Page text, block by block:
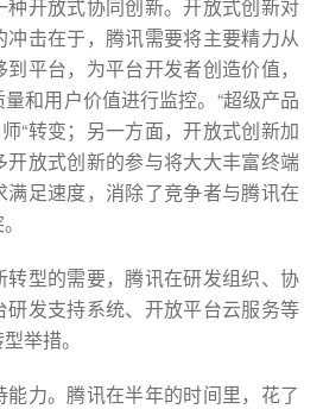
开放式协同创新。开放式创新对
击在于，腾讯需要将主要精力从
平台，为平台开发者创造价值，
和用户价值进行监控。“超级产品
“转变；另一方面，开放式创新加
放式创新的参与将大大丰富终端
足速度，消除了竞争者与腾讯在
转型的需要，腾讯在研发组织、协
研发支持系统、开放平台云服务等
举措。
力。腾讯在半年的时间里，花了